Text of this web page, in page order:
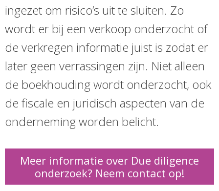
ingezet om risico’s uit te sluiten. Zo
wordt er bij een verkoop onderzocht of
de verkregen informatie juist is zodat er
later geen verrassingen zijn. Niet alleen
de boekhouding wordt onderzocht, ook
de fiscale en juridisch aspecten van de
onderneming worden belicht.
Meer informatie over Due diligence
onderzoek? Neem contact op!